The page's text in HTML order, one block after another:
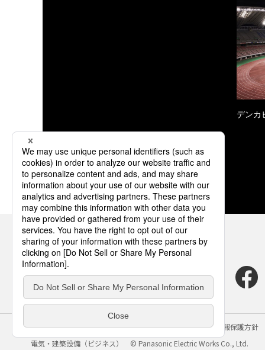
デンカ
サイトのご利用にあたって クッキーポリシー
個人情報保護方針
電気・建築設備（ビジネス）
© Panasonic Electric Works Co., Ltd.